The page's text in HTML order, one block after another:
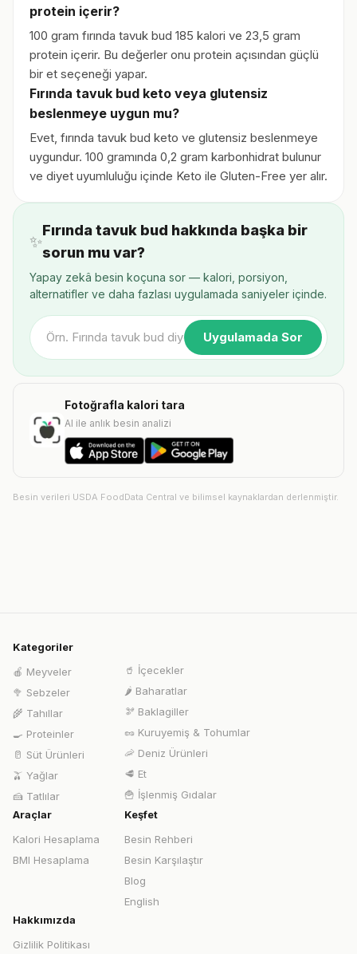
protein içerir?
100 gram fırında tavuk bud 185 kalori ve 23,5 gram
protein içerir. Bu değerler onu protein açısından güçlü
bir et seçeneği yapar.
Fırında tavuk bud keto veya glutensiz
beslenmeye uygun mu?
Evet, fırında tavuk bud keto ve glutensiz beslenmeye
uygundur. 100 gramında 0,2 gram karbonhidrat bulunur
ve diyet uyumluluğu içinde Keto ile Gluten-Free yer alır.
✨
Fırında tavuk bud hakkında başka bir
sorun mu var?
Yapay zekâ besin koçuna sor — kalori, porsiyon,
alternatifler ve daha fazlası uygulamada saniyeler içinde.
Uygulamada Sor
Fotoğrafla kalori tara
AI ile anlık besin analizi
Besin verileri USDA FoodData Central ve bilimsel kaynaklardan derlenmiştir.
Kategoriler
🍎 Meyveler
🥦 Sebzeler
🌾 Tahıllar
🍳 Proteinler
🥛 Süt Ürünleri
🫒 Yağlar
🍰 Tatlılar
🥤 İçecekler
🌶️ Baharatlar
🫘 Baklagiller
🥜 Kuruyemiş & Tohumlar
🦐 Deniz Ürünleri
🥩 Et
🍟 İşlenmiş Gıdalar
Araçlar
Kalori Hesaplama
BMI Hesaplama
Keşfet
Besin Rehberi
Besin Karşılaştır
Blog
English
Hakkımızda
Gizlilik Politikası